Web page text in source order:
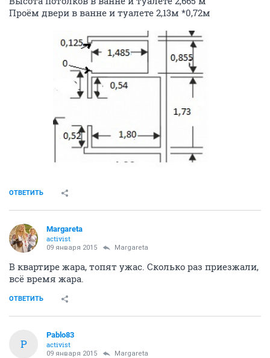
Проём двери в ванне и туалете 2,13м *0,72м
ОТВЕТИТЬ
Margareta
activist
09 января 2015 Margareta
В квартире жара, топят ужас. Сколько раз приезжали,
всё время жара.
ОТВЕТИТЬ
P
Pablo83
activist
09 января 2015 Margareta